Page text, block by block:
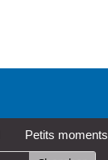
Petits